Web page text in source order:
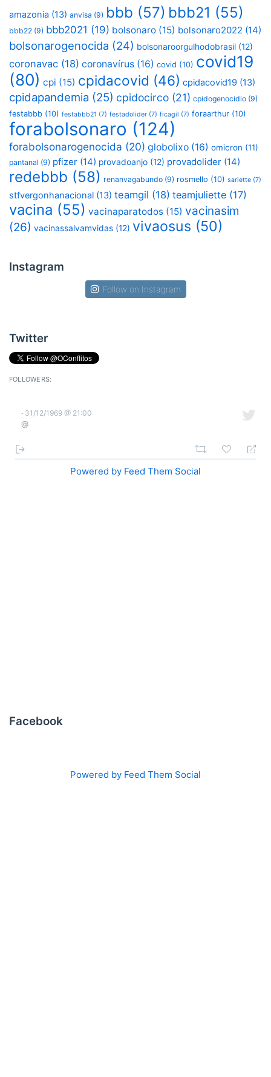
amazonia (13) anvisa (9) bbb (57) bbb21 (55)
bbb22 (9) bbb2021 (19) bolsonaro (15) bolsonaro2022 (14)
bolsonarogenocida (24) bolsonaroorgulhodobrasil (12)
coronavac (18) coronavírus (16) covid (10) covid19
(80) cpi (15) cpidacovid (46) cpidacovid19 (13)
cpidapandemia (25) cpidocirco (21) cpidogenocidio (9)
festabbb (10) festabbb21 (7) festadolider (7) ficagil (7) foraarthur (10)
forabolsonaro (124)
forabolsonarogenocida (20) globolixo (16) omicron (11)
pantanal (9) pfizer (14) provadoanjo (12) provadolider (14)
redebbb (58) renanvagabundo (9) rosmello (10) sariette (7)
stfvergonhanacional (13) teamgil (18) teamjuliette (17)
vacina (55) vacinaparatodos (15) vacinasim
(26) vacinassalvamvidas (12) vivaosus (50)
Instagram
Follow on Instagram
Twitter
FOLLOWERS:
· 31/12/1969 @ 21:00
@
Powered by Feed Them Social
Facebook
Powered by Feed Them Social